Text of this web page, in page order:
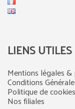
LIENS UTILES
Mentions légales
Conditions
Politique de cookies
Nos filiales